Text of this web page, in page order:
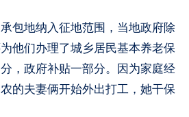
包地纳入征地范围，当地政府除
他们办理了城乡居民基本养老保
，政府补贴一部分。因为家庭经
的夫妻俩开始外出打工，她干保